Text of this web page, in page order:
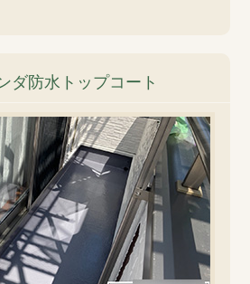
ダ防水トップコート